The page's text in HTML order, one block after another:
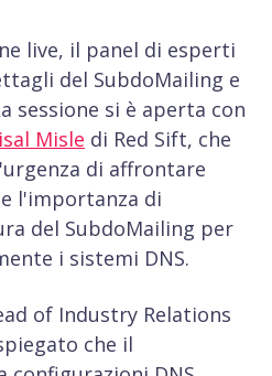
live, il panel di esperti
del SubdoMailing e
sessione si è aperta con
Misle di Red Sift, che
di affrontare
l'importanza di
del SubdoMailing per
i sistemi DNS.
of Industry Relations
che il